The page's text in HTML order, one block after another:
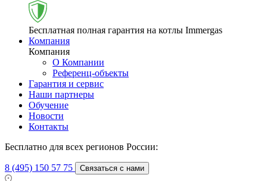
Бесплатная полная гарантия на котлы Immergas
Компания
Компания
О Компании
Референц-объекты
Гарантия и сервис
Наши партнеры
Обучение
Новости
Контакты
Бесплатно для всех регионов России:
8 (495) 150 57 75 Связаться с нами